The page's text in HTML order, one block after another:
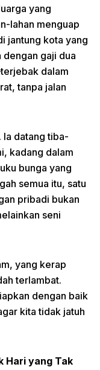
yang
lahan menguap
jantung kota yang
gaji dua
dalam
tanpa jalan
Ia datang tiba-
kadang dalam
bunga yang
semua itu, satu
pribadi bukan
seni
yang kerap
terlambat.
dengan baik
kita tidak jatuh
Hari yang Tak